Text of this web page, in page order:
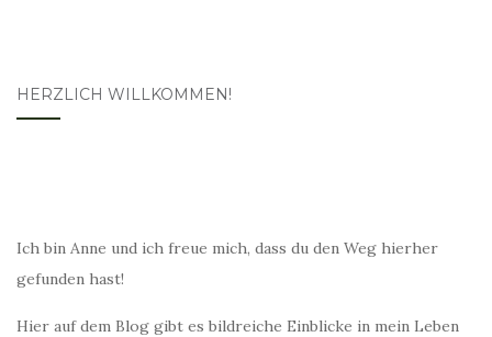
HERZLICH WILLKOMMEN!
Ich bin Anne und ich freue mich, dass du den Weg hierher
gefunden hast!
Hier auf dem Blog gibt es bildreiche Einblicke in mein Leben